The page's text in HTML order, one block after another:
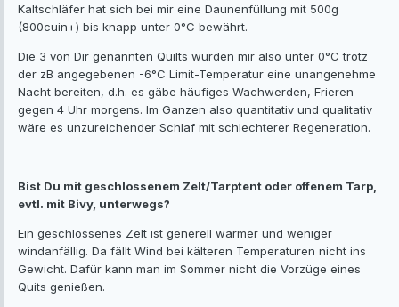
Kaltschläfer hat sich bei mir eine Daunenfüllung mit 500g
(800cuin+) bis knapp unter 0°C bewährt.
Die 3 von Dir genannten Quilts würden mir also unter 0°C trotz
der zB angegebenen -6°C Limit-Temperatur eine unangenehme
Nacht bereiten, d.h. es gäbe häufiges Wachwerden, Frieren
gegen 4 Uhr morgens. Im Ganzen also quantitativ und qualitativ
wäre es unzureichender Schlaf mit schlechterer Regeneration.
Bist Du mit geschlossenem Zelt/Tarptent oder offenem Tarp,
evtl. mit Bivy, unterwegs?
Ein geschlossenes Zelt ist generell wärmer und weniger
windanfällig. Da fällt Wind bei kälteren Temperaturen nicht ins
Gewicht. Dafür kann man im Sommer nicht die Vorzüge eines
Quits genießen.